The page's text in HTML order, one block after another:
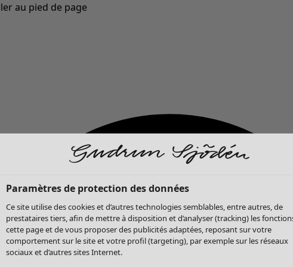
au pied de page
Paramètres de protection des données
Ce site utilise des cookies et d’autres technologies semblables, entre autres, de
prestataires tiers, afin de mettre à disposition et d’analyser (tracking) les
cette page et de vous proposer des publicités adaptées, reposant sur votre
comportement sur le site et votre profil (targeting), par exemple sur les réseaux
sociaux et d’autres sites Internet.